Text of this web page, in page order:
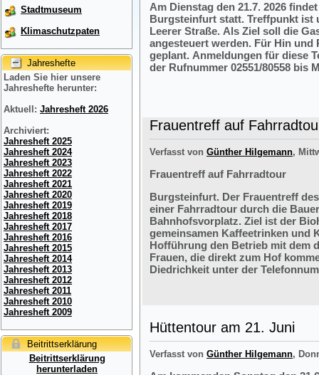
Stadtmuseum
Klimaschutzpaten
Jahreshefte
Laden Sie hier unsere
Jahreshefte herunter:
Aktuell: Jahresheft 2026
Archiviert:
Jahresheft 2025
Jahresheft 2024
Jahresheft 2023
Jahresheft 2022
Jahresheft 2021
Jahresheft 2020
Jahresheft 2019
Jahresheft 2018
Jahresheft 2017
Jahresheft 2016
Jahresheft 2015
Jahresheft 2014
Jahresheft 2013
Jahresheft 2012
Jahresheft 2011
Jahresheft 2010
Jahresheft 2009
Beitrittserklärung
Beitrittserklärung
herunterladen
Am Dienstag den 21.7. 2026
Burgsteinfurt statt. Treffpunkt ist
Leerer Straße. Als Ziel soll die
angesteuert werden. Für Hin und
geplant. Anmeldungen für diese
der Rufnummer 02551/80558 bis
Frauentreff auf
Verfasst von Günther Hilgemann,
Frauentreff auf Fahrradtour
Burgsteinfurt. Der Frauentreff
einer Fahrradtour durch die
Bahnhofsvorplatz. Ziel ist der
gemeinsamen Kaffeetrinken und
Hofführung den Betrieb mit dem
Frauen, die direkt zum Hof
Diedrichkeit unter der
Hüttentour am 21. Juni
Verfasst von Günther Hilgemann,